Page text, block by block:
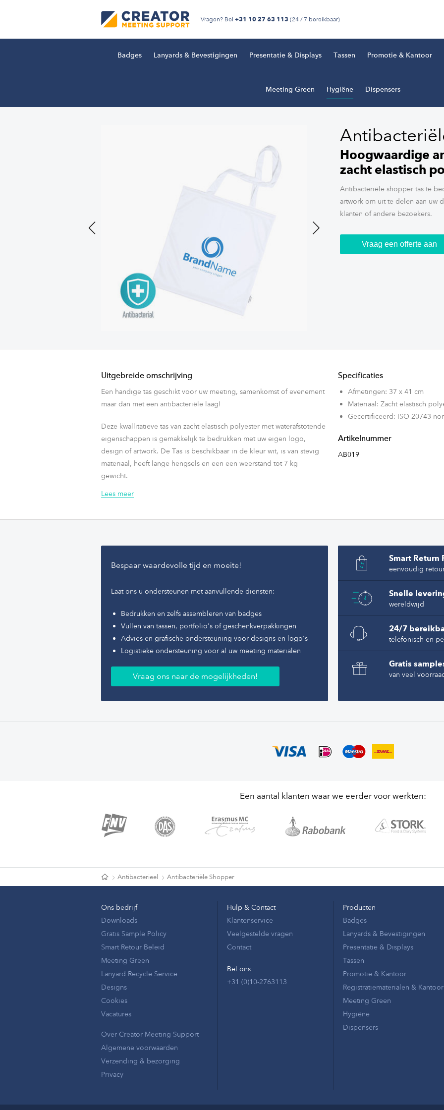
Vragen? Bel +31 10 27 63 113 (24 / 7 bereikbaar)
Badges Lanyards & Bevestigingen Presentatie & Displays Tassen Promotie & Kantoor
Meeting Green Hygiëne Dispensers
Hoogwaardige
zacht elastisch
Antibacteriële shopper tas te
artwork om uit te delen aan uw
klanten of andere bezoekers.
Vraag een offerte aan
Uitgebreide omschrijving
Een handige tas geschikt voor uw meeting, samenkomst of evenement
maar dan met een antibacteriële laag!
Deze kwallitatieve tas van zacht elastisch polyester met waterafstotende
eigenschappen is gemakkelijk te bedrukken met uw eigen logo,
design of artwork. De Tas is beschikbaar in de kleur wit, is van stevig
materiaal, heeft lange hengsels en een een weerstand tot 7 kg
gewicht.
Producten met antibacteriële behandelingen zijn in staat om de
materialen drastisch te verminderen, dankzij de toevoeging van
het afremmen en voorkomen van bacteriële besmetting.
Item volgens de ISO 20743-norm, die de antibacteriële activiteit in
voorwerpen te kennen door middel van een kwantitatieve evaluatie.
Lees meer
Specificaties
Afmetingen: 37 x 41 cm
Materiaal: Zacht elastisch
Gecertificeerd: ISO 20743-
Artikelnummer
AB019
Bespaar waardevolle tijd en moeite!
Laat ons u ondersteunen met aanvullende diensten:
Bedrukken en zelfs assembleren van badges
Vullen van tassen, portfolio's of geschenkverpakkingen
Advies en grafische ondersteuning voor designs en logo's
Logistieke ondersteuning voor al uw meeting materialen
Vraag ons naar de mogelijkheden!
Smart Return
eenvoudig
Snelle
wereldwijd
24/7
telefonisch en
Gratis
van veel
Een aantal klanten waar we eerder voor werkten:
Antibacterieel Antibacteriële Shopper
Ons bedrijf
Downloads
Gratis Sample Policy
Smart Retour Beleid
Meeting Green
Lanyard Recycle Service
Designs
Cookies
Vacatures
Over Creator Meeting Support
Algemene voorwaarden
Verzending & bezorging
Privacy
Hulp & Contact
Klantenservice
Veelgestelde vragen
Contact
Bel ons
+31 (0)10-2763113
Producten
Badges
Lanyards & Bevestigingen
Presentatie & Displays
Tassen
Promotie & Kantoor
Registratiematerialen & Kantoor
Meeting Green
Hygiëne
Dispensers